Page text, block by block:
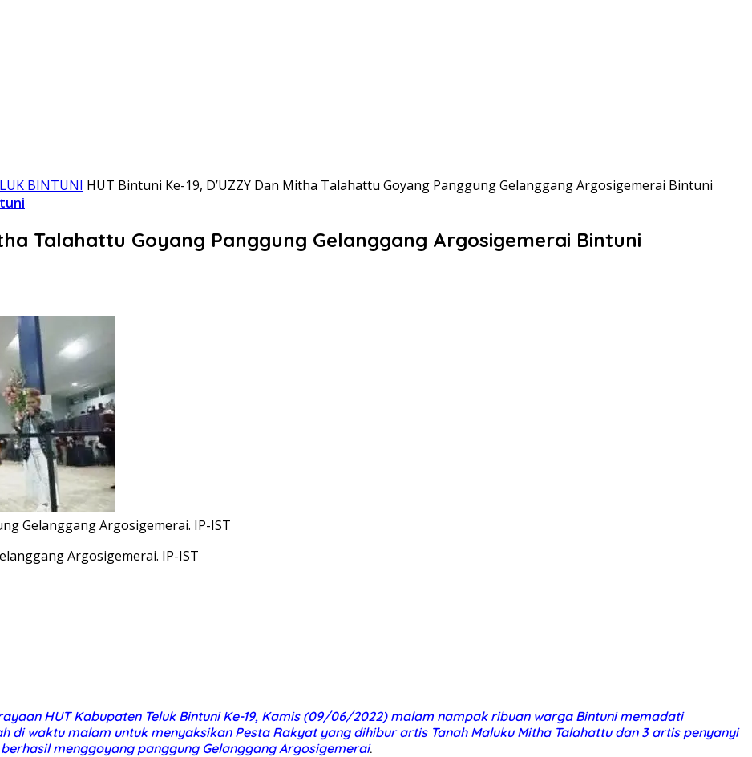
BINTUNI HUT Bintuni Ke-19, D’UZZY Dan Mitha Talahattu Goyang Panggung Gelanggang Argosigemerai Bintuni
Talahattu Goyang Panggung Gelanggang Argosigemerai Bintuni
Gelanggang Argosigemerai. IP-IST
Argosigemerai. IP-IST
HUT Kabupaten Teluk Bintuni Ke-19, Kamis (09/06/2022) malam nampak ribuan warga Bintuni memadati
di waktu malam untuk menyaksikan Pesta Rakyat yang dihibur artis Tanah Maluku Mitha Talahattu dan 3 artis penyanyi
menggoyang panggung Gelanggang Argosigemerai.